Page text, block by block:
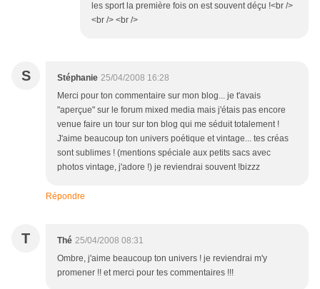
les sport la première fois on est souvent déçu !<br />
<br /> <br />
S Stéphanie 25/04/2008 16:28
Merci pour ton commentaire sur mon blog... je t'avais
"aperçue" sur le forum mixed media mais j'étais pas encore
venue faire un tour sur ton blog qui me séduit totalement !
J'aime beaucoup ton univers poétique et vintage... tes créas
sont sublimes ! (mentions spéciale aux petits sacs avec
photos vintage, j'adore !) je reviendrai souvent !bizzz
Répondre
T Thé 25/04/2008 08:31
Ombre, j'aime beaucoup ton univers ! je reviendrai m'y
promener !! et merci pour tes commentaires !!!